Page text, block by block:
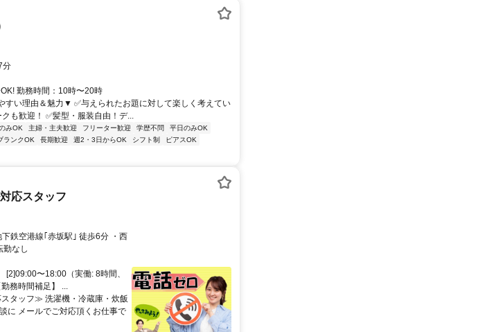
分
勤務時間：10時〜20時
由＆魅力▼ ✅与えられたお題に対して楽しく考えてい
も歓迎！ ✅髪型・服装自由！デ...
みOK 主婦・主夫歓迎 フリーター歓迎 学歴不問
平日のみOK
ランクOK 長期歓迎 週2・3日からOK シフト制
ピアスOK
応スタッフ
勤なし
〜18:00（実働: 8時間、
務時間補足】 ...
タッフ≫ 洗濯機・冷蔵庫・炊飯
に メールでご対応頂くお仕事で